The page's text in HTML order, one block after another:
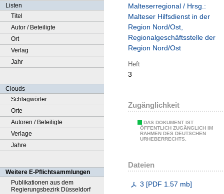
Listen
Titel
Autor / Beteiligte
Ort
Verlag
Jahr
Clouds
Schlagwörter
Orte
Autoren / Beteiligte
Verlage
Jahre
Weitere E-Pflichtsammlungen
Publikationen aus dem
Regierungsbezirk Düsseldorf
Malteserregional / Hrsg.:
Malteser Hilfsdienst in der
Region Nord/Ost,
Regionalgeschäftsstelle der
Region Nord/Ost
Heft
3
Zugänglichkeit
DAS DOKUMENT IST
ÖFFENTLICH ZUGÄNGLICH IM
RAHMEN DES DEUTSCHEN
URHEBERRECHTS.
Dateien
3 [PDF 1.57 mb]